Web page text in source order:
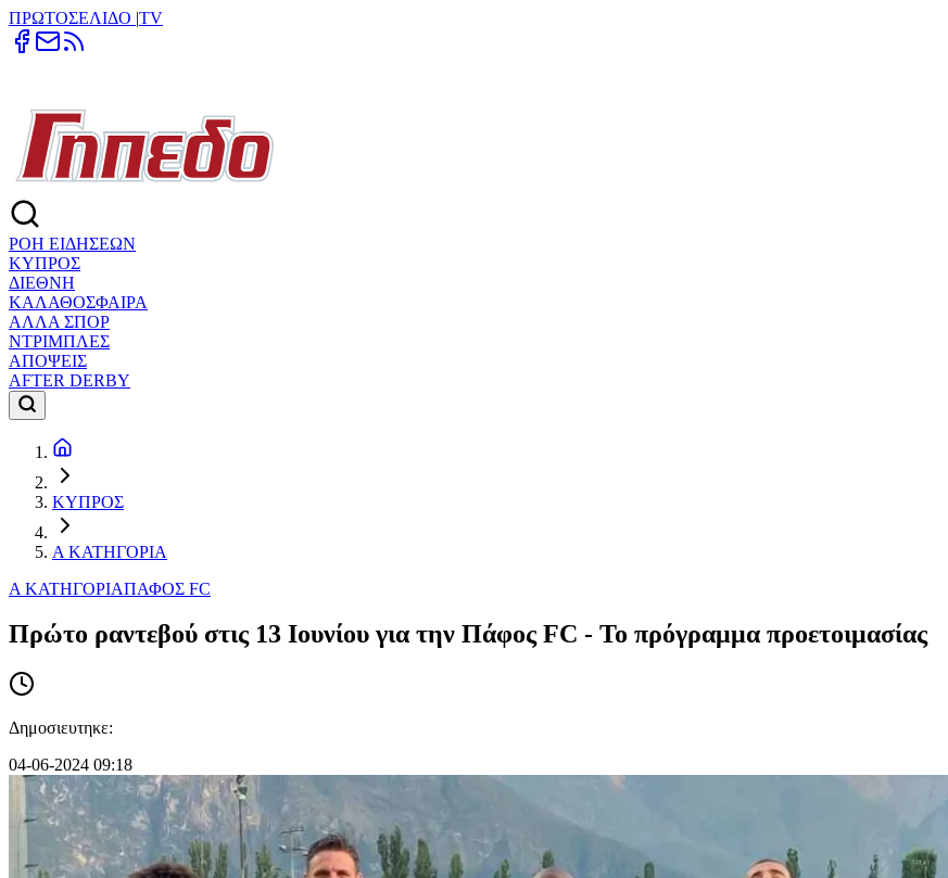
ΠΡΩΤΟΣΕΛΙΔΟ |TV
ΡΟΗ ΕΙΔΗΣΕΩΝ
ΚΥΠΡΟΣ
ΔΙΕΘΝΗ
ΚΑΛΑΘΟΣΦΑΙΡΑ
ΑΛΛΑ ΣΠΟΡ
ΝΤΡΙΜΠΛΕΣ
ΑΠΟΨΕΙΣ
AFTER DERBY
ΚΥΠΡΟΣ
Α ΚΑΤΗΓΟΡΙΑ
Α ΚΑΤΗΓΟΡΙΑΠΑΦΟΣ FC
Πρώτο ραντεβού στις 13 Ιουνίου για την Πάφος FC - Το πρόγραμμα προετοιμασίας
Δημοσιευτηκε:
04-06-2024 09:18